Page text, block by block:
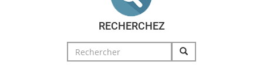
RECHERCHEZ
Search
for: